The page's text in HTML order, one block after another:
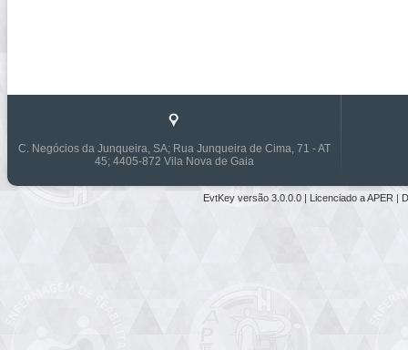
C. Negócios da Junqueira, SA; Rua Junqueira de Cima, 71 - AT
45; 4405-872 Vila Nova de Gaia
EvtKey versão 3.0.0.0| Licenciado aAPER |